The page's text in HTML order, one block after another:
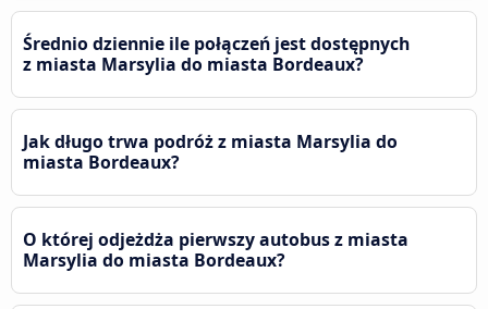
Średnio dziennie ile połączeń jest dostępnych
z miasta Marsylia do miasta Bordeaux?
Jak długo trwa podróż z miasta Marsylia do
miasta Bordeaux?
O której odjeżdża pierwszy autobus z miasta
Marsylia do miasta Bordeaux?